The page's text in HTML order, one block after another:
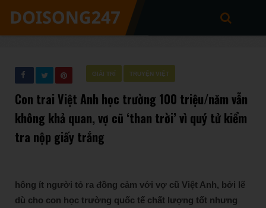
GIẢI TRÍ TRUYỆN VIỆT
Con trai Việt Anh học trường 100 triệu/năm vẫn
không khả quan, vợ cũ ‘than trời’ vì quý tử kiểm
tra nộp giấy trắng
hông ít người tỏ ra đồng cảm với vợ cũ Việt Anh, bởi lẽ
dù cho con học trường quốc tế chất lượng tốt nhưng